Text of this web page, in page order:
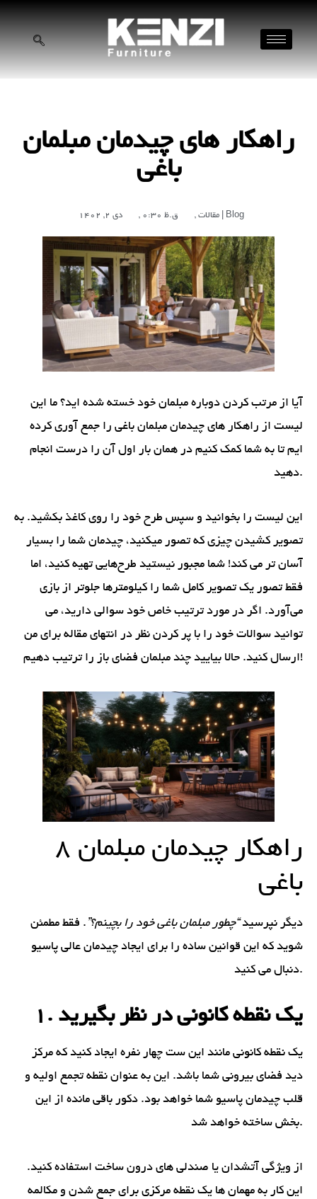
راهکار های چیدمان مبلمان
باغی
دی 2, 1402 , 0:30 ق.ظ , مقالات | Blog
آیا از مرتب کردن دوباره مبلمان خود خسته شده اید؟ ما این
لیست از راهکار های چیدمان مبلمان باغی را جمع آوری کرده
ایم تا به شما کمک کنیم در همان بار اول آن را درست انجام
دهید.
این لیست را بخوانید و سپس طرح خود را روی کاغذ بکشید. به
تصویر کشیدن چیزی که تصور میکنید، چیدمان شما را بسیار
آسان تر می کند! شما مجبور نیستید طرح‌هایی تهیه کنید، اما
فقط تصور یک تصویر کامل شما را کیلومترها جلوتر از بازی
می‌آورد. اگر در مورد ترتیب خاص خود سوالی دارید، می
توانید سوالات خود را با پر کردن نظر در انتهای مقاله برای من
ارسال کنید. حالا بیایید چند مبلمان فضای باز را ترتیب دهیم!
8 راهکار چیدمان مبلمان
باغی
دیگر نپرسید“چطور مبلمان باغی خود را بچینم؟” . فقط مطمئن
شوید که این قوانین ساده را برای ایجاد چیدمان عالی پاسیو
دنبال می کنید.
1. یک نقطه کانونی در نظر بگیرید
یک نقطه کانونی مانند این ست چهار نفره ایجاد کنید که مرکز
دید فضای بیرونی شما باشد. این به عنوان نقطه تجمع اولیه و
قلب چیدمان پاسیو شما خواهد بود. دکور باقی مانده از این
بخش ساخته خواهد شد.
از ویژگی آتشدان یا صندلی های درون ساخت استفاده کنید.
این کار به مهمان ها یک نقطه مرکزی برای جمع شدن و مکالمه